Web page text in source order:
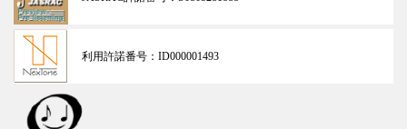
利用許諾番号： ID000001493